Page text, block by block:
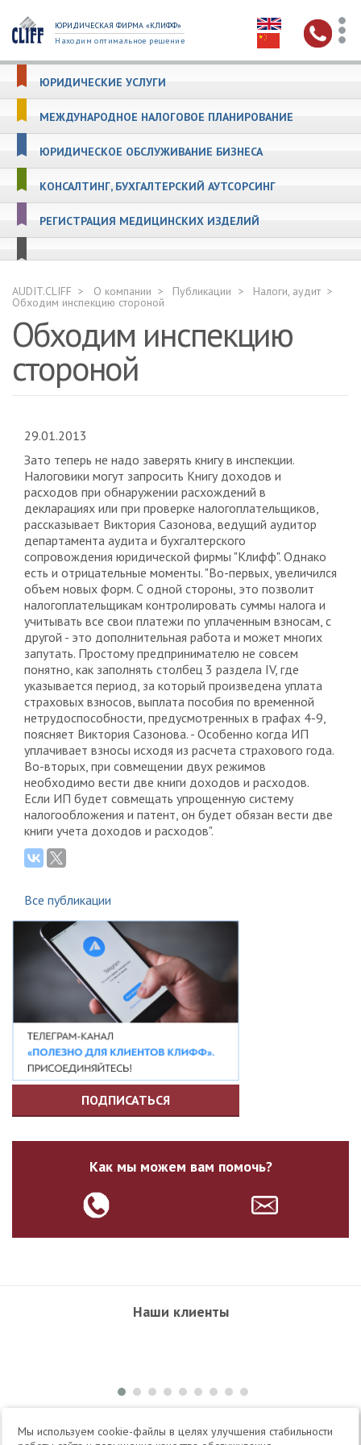
ЮРИДИЧЕСКАЯ ФИРМА «КЛИФФ»
Находим оптимальное решение
ЮРИДИЧЕСКИЕ УСЛУГИ
МЕЖДУНАРОДНОЕ НАЛОГОВОЕ ПЛАНИРОВАНИЕ
ЮРИДИЧЕСКОЕ ОБСЛУЖИВАНИЕ БИЗНЕСА
КОНСАЛТИНГ, БУХГАЛТЕРСКИЙ АУТСОРСИНГ
РЕГИСТРАЦИЯ МЕДИЦИНСКИХ ИЗДЕЛИЙ
AUDIT.CLIFF О компании Публикации Налоги, аудит
Обходим инспекцию стороной
Обходим инспекцию
стороной
29.01.2013
Зато теперь не надо заверять книгу в инспекции.
Налоговики могут запросить Книгу доходов и
расходов при обнаружении расхождений в
декларациях или при проверке налогоплательщиков,
рассказывает Виктория Сазонова, ведущий аудитор
департамента аудита и бухгалтерского
сопровождения юридической фирмы "Клифф". Однако
есть и отрицательные моменты. "Во-первых, увеличился
объем новых форм. С одной стороны, это позволит
налогоплательщикам контролировать суммы налога и
учитывать все свои платежи по уплаченным взносам, с
другой - это дополнительная работа и может многих
запутать. Простому предпринимателю не совсем
понятно, как заполнять столбец 3 раздела IV, где
указывается период, за который произведена уплата
страховых взносов, выплата пособия по временной
нетрудоспособности, предусмотренных в графах 4-9,
поясняет Виктория Сазонова. - Особенно когда ИП
уплачивает взносы исходя из расчета страхового года.
Во-вторых, при совмещении двух режимов
необходимо вести две книги доходов и расходов.
Если ИП будет совмещать упрощенную систему
налогообложения и патент, он будет обязан вести две
книги учета доходов и расходов".
Все публикации
ПОДПИСАТЬСЯ
Как мы можем вам помочь?
Наши клиенты
+7 495 504-34-61
Мы используем cookie-файлы в целях улучшения стабильности